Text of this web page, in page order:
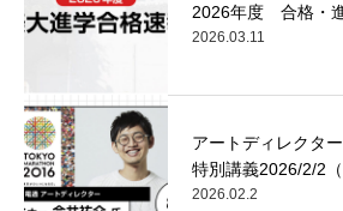
2026年度 合格・
2026.03.11
アートディレクタ
特別講義2026/2/2
2026.02.2